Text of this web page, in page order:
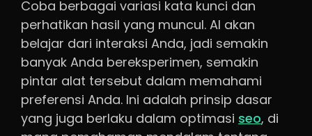
Coba berbagai variasi kata kunci dan
perhatikan hasil yang muncul. AI akan
belajar dari interaksi Anda, jadi semakin
banyak Anda bereksperimen, semakin
pintar alat tersebut dalam memahami
preferensi Anda. Ini adalah prinsip dasar
yang juga berlaku dalam optimasi seo, di